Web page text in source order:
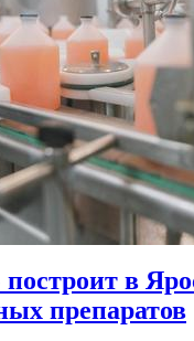
в
препаратов